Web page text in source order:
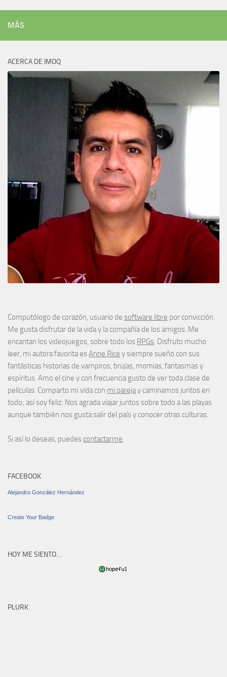
MÁS
ACERCA DE IMOQ
Computólogo de corazón, usuario de software libre por convicción.
Me gusta disfrutar de la vida y la compañía de los amigos. Me
encantan los videojuegos, sobre todo los RPGs. Disfruto mucho
leer, mi autora favorita esAnne Rice y siempre sueño con sus
fantásticas historias de vampiros, brujas, momias, fantasmas y
espíritus. Amo el cine y con frecuencia gusto de ver toda clase de
películas. Comparto mi vida con mi parejay caminamos juntos en
todo; así soy feliz. Nos agrada viajar juntos sobre todo a las playas
aunque también nos gusta salir del país y conocer otras culturas.
Si así lo deseas, puedes contactarme.
FACEBOOK
Alejandro González Hernández
Create Your Badge
HOY ME SIENTO…
PLURK